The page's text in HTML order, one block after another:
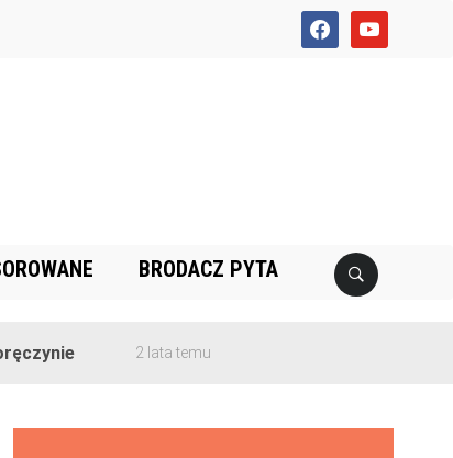
facebookyoutube
BRODACZ PYTA
2 lata temu